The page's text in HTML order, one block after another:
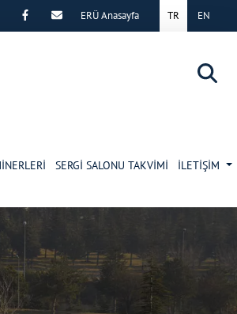
×
TR EN
ERÜ Anasayfa
SERGİ SALONU TAKVİMİ İLETİŞİM